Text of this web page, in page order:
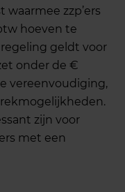
zzp’ers
hoeven te
geldt voor
onder de €
vereenvoudiging,
zijn voor
met een